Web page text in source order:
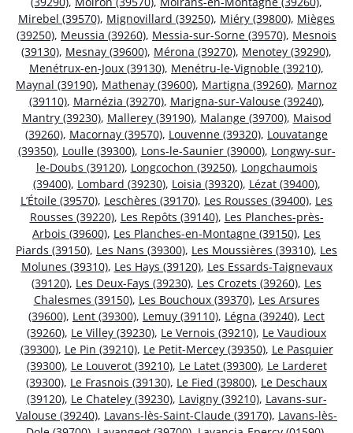
Mirebel (39570), Mignovillard (39250), Miéry (39800), Mièges
(39250), Meussia (39260), Messia-sur-Sorne (39570), Mesnois
(39130), Mesnay (39600), Mérona (39270), Menotey (39290),
Menétrux-en-Joux (39130), Menétru-le-Vignoble (39210),
Maynal (39190), Mathenay (39600), Martigna (39260), Marnoz
(39110), Marnézia (39270), Marigna-sur-Valouse (39240),
Mantry (39230), Mallerey (39190), Malange (39700), Maisod
(39260), Macornay (39570), Louvenne (39320), Louvatange
(39350), Loulle (39300), Lons-le-Saunier (39000), Longwy-sur-
le-Doubs (39120), Longcochon (39250), Longchaumois
(39400), Lombard (39230), Loisia (39320), Lézat (39400),
L’Étoile (39570), Leschères (39170), Les Rousses (39400), Les
Rousses (39220), Les Repôts (39140), Les Planches-près-
Arbois (39600), Les Planches-en-Montagne (39150), Les
Piards (39150), Les Nans (39300), Les Moussières (39310), Les
Molunes (39310), Les Hays (39120), Les Essards-Taignevaux
(39120), Les Deux-Fays (39230), Les Crozets (39260), Les
Chalesmes (39150), Les Bouchoux (39370), Les Arsures
(39600), Lent (39300), Lemuy (39110), Légna (39240), Lect
(39260), Le Villey (39230), Le Vernois (39210), Le Vaudioux
(39300), Le Pin (39210), Le Petit-Mercey (39350), Le Pasquier
(39300), Le Louverot (39210), Le Latet (39300), Le Larderet
(39300), Le Frasnois (39130), Le Fied (39800), Le Deschaux
(39120), Le Chateley (39230), Lavigny (39210), Lavans-sur-
Valouse (39240), Lavans-lès-Saint-Claude (39170), Lavans-lès-